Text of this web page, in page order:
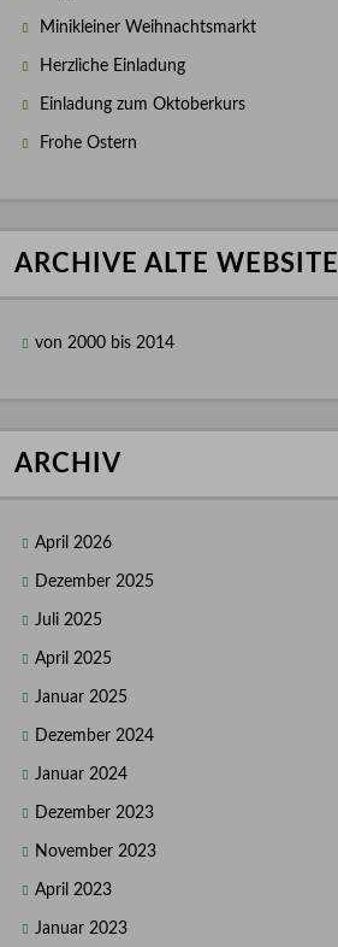
Minikleiner Weihnachtsmarkt
Herzliche Einladung
Einladung zum Oktoberkurs
Frohe Ostern
ARCHIVE ALTE WEBSITE
von 2000 bis 2014
ARCHIV
April 2026
Dezember 2025
Juli 2025
April 2025
Januar 2025
Dezember 2024
Januar 2024
Dezember 2023
November 2023
April 2023
Januar 2023